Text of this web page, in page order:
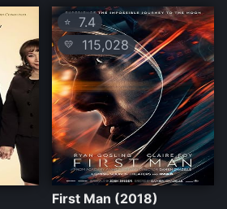
⭐ 7.4
💛 115,028
First Man (2018)